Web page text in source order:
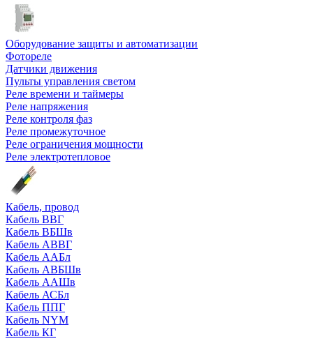
Оборудование защиты и автоматизации
Фотореле
Датчики движения
Пульты управления светом
Реле времени и таймеры
Реле напряжения
Реле контроля фаз
Реле промежуточное
Реле ограничения мощности
Реле электротепловое
Кабель, провод
Кабель ВВГ
Кабель ВБШв
Кабель АВВГ
Кабель ААБл
Кабель АВБШв
Кабель ААШв
Кабель АСБл
Кабель ППГ
Кабель NYM
Кабель КГ